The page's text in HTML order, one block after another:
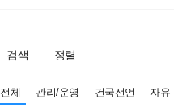
검색 정렬
전체 관리/운영 건국선언 자유